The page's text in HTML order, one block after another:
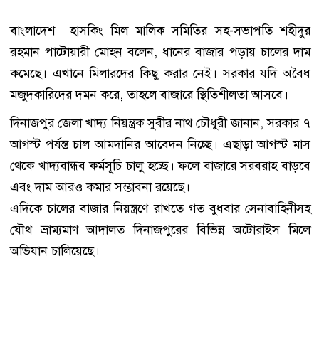
বাংলাদেশ হাসকিং মিল মালিক সমিতির সহ-সভাপতি শহীদুর
রহমান পাটোয়ারী মোহন বলেন, ধানের বাজার পড়ায় চালের দাম
কমেছে। এখানে মিলারদের কিছু করার নেই। সরকার যদি অবৈধ
মজুদকারিদের দমন করে, তাহলে বাজারে স্থিতিশীলতা আসবে।
দিনাজপুর জেলা খাদ্য নিয়ন্ত্রক সুবীর নাথ চৌধুরী জানান, সরকার ৭
আগস্ট পর্যন্ত চাল আমদানির আবেদন নিচ্ছে। এছাড়া আগস্ট মাস
থেকে খাদ্যবান্ধব কর্মসূচি চালু হচ্ছে। ফলে বাজারে সরবরাহ বাড়বে
এবং দাম আরও কমার সম্ভাবনা রয়েছে।
এদিকে চালের বাজার নিয়ন্ত্রণে রাখতে গত বুধবার সেনাবাহিনীসহ
যৌথ ভ্রাম্যমাণ আদালত দিনাজপুরের বিভিন্ন অটোরাইস মিলে
অভিযান চালিয়েছে।